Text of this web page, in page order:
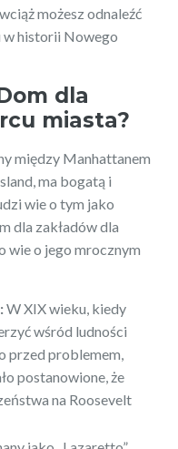
możesz odnaleźć
w historii Nowego
dla
miasta?
między Manhattanem
ma bogatą i
wie o tym jako
dla zakładów dla
wie o jego mrocznym
W XIX wieku, kiedy
wśród ludności
przed problemem,
postanowione, że
na Roosevelt